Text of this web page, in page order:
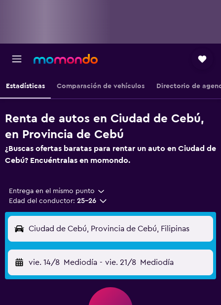
Estadísticas Comparación de vehículos Directorio de
Renta de autos en Ciudad de Cebú,
en Provincia de Cebú
¿Buscas ofertas baratas para rentar un auto en Ciudad de
Cebú? Encuéntralas en momondo.
Entrega en el mismo punto
Edad del conductor: 25-26
Ciudad de Cebú, Provincia de Cebú, Filipinas
vie. 14/8 Mediodía - vie. 21/8 Mediodía